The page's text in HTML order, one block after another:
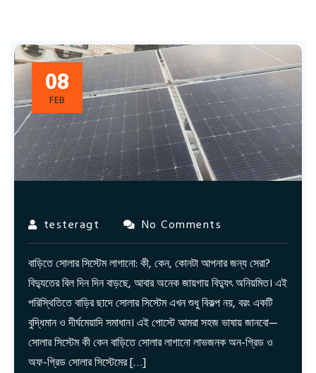
08
FEB
testeragt No Comments
বাড়িতে সোলার সিস্টেম লাগানো: কী, কেন, কোনটা আপনার জন্য সেরা?
বিদ্যুতের বিল দিন দিন বাড়ছে, আবার অনেক জায়গায় বিদ্যুৎ অনিয়মিত। এই
পরিস্থিতিতে বাড়ির ছাদে সোলার সিস্টেম এখন শুধু বিকল্প নয়, বরং একটি
বুদ্ধিমান ও দীর্ঘমেয়াদি সমাধান। এই পোস্টে আমরা সহজ ভাষায় জানবো—
সোলার সিস্টেম কী কেন বাড়িতে সোলার লাগানো লাভজনক অন-গ্রিড ও
অফ-গ্রিড সোলার সিস্টেমের […]